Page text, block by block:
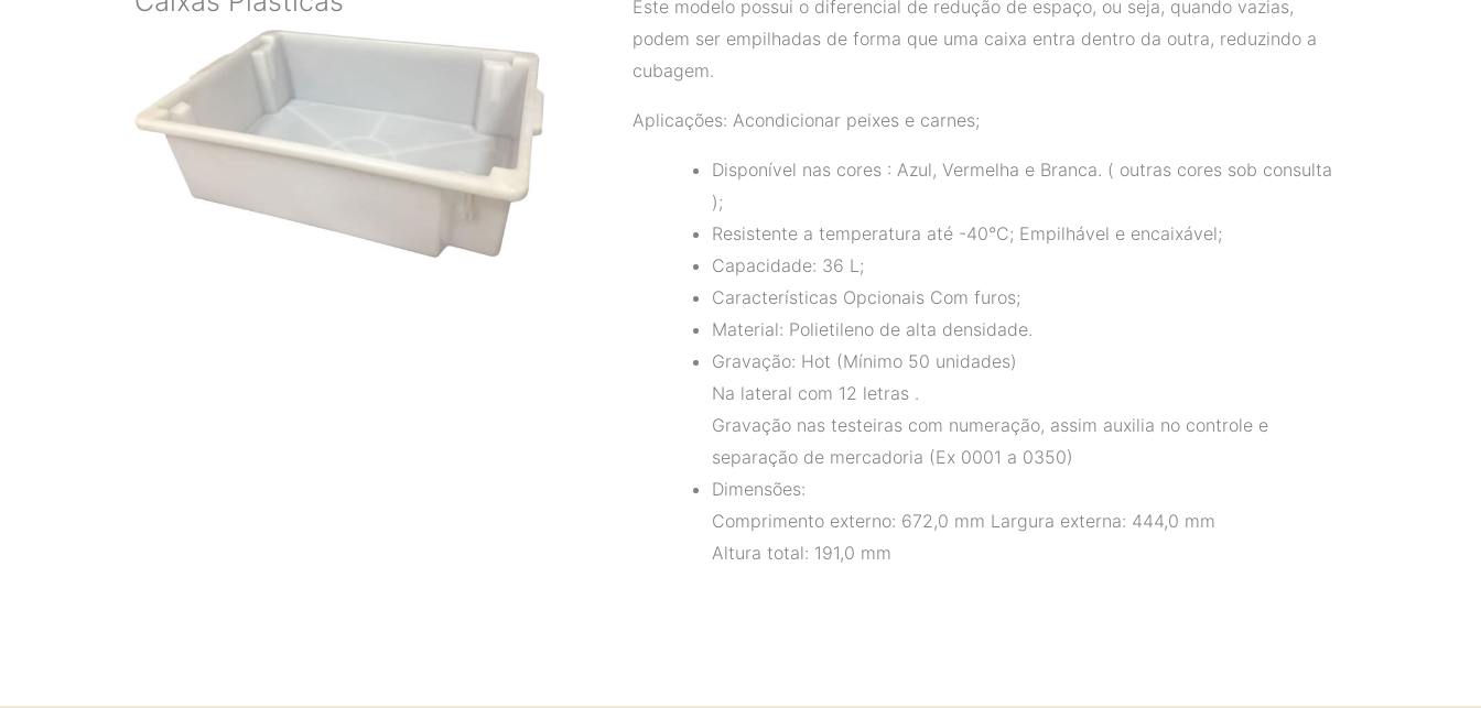
Este modelo possui o diferencial de redução de espaço, ou seja, quando vazias,
podem ser empilhadas de forma que uma caixa entra dentro da outra, reduzindo a
cubagem.
Aplicações: Acondicionar peixes e carnes;
Disponível nas cores : Azul, Vermelha e Branca. ( outras cores sob consulta
);
Resistente a temperatura até -40°C; Empilhável e encaixável;
Capacidade: 36 L;
Características Opcionais Com furos;
Material: Polietileno de alta densidade.
Gravação: Hot (Mínimo 50 unidades)
Na lateral com 12 letras .
Gravação nas testeiras com numeração, assim auxilia no controle e
separação de mercadoria (Ex 0001 a 0350)
Dimensões:
Comprimento externo: 672,0 mm Largura externa: 444,0 mm
Altura total: 191,0 mm